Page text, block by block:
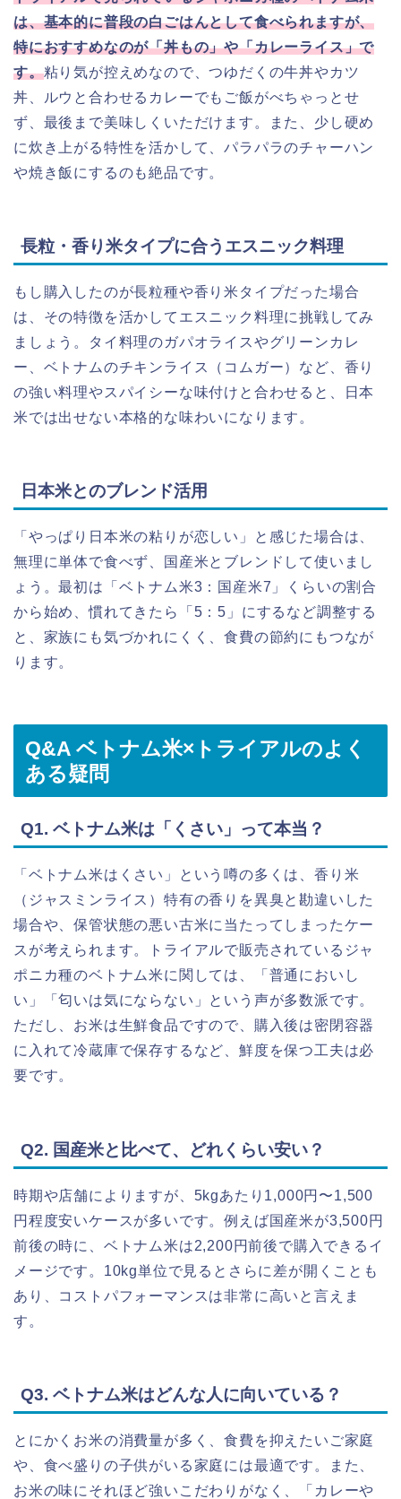
は、基本的に普段の白ごはんとして食べられますが、
特におすすめなのが「丼もの」や「カレーライス」で
す。粘り気が控えめなので、つゆだくの牛丼やカツ
丼、ルウと合わせるカレーでもご飯がべちゃっとせ
ず、最後まで美味しくいただけます。また、少し硬め
に炊き上がる特性を活かして、パラパラのチャーハン
や焼き飯にするのも絶品です。
長粒・香り米タイプに合うエスニック料理
もし購入したのが長粒種や香り米タイプだった場合
は、その特徴を活かしてエスニック料理に挑戦してみ
ましょう。タイ料理のガパオライスやグリーンカレ
ー、ベトナムのチキンライス（コムガー）など、香り
の強い料理やスパイシーな味付けと合わせると、日本
米では出せない本格的な味わいになります。
日本米とのブレンド活用
「やっぱり日本米の粘りが恋しい」と感じた場合は、
無理に単体で食べず、国産米とブレンドして使いまし
ょう。最初は「ベトナム米3：国産米7」くらいの割合
から始め、慣れてきたら「5：5」にするなど調整する
と、家族にも気づかれにくく、食費の節約にもつなが
ります。
Q&A ベトナム米×トライアルのよく
ある疑問
Q1. ベトナム米は「くさい」って本当？
「ベトナム米はくさい」という噂の多くは、香り米
（ジャスミンライス）特有の香りを異臭と勘違いした
場合や、保管状態の悪い古米に当たってしまったケー
スが考えられます。トライアルで販売されているジャ
ポニカ種のベトナム米に関しては、「普通においし
い」「匂いは気にならない」という声が多数派です。
ただし、お米は生鮮食品ですので、購入後は密閉容器
に入れて冷蔵庫で保存するなど、鮮度を保つ工夫は必
要です。
Q2. 国産米と比べて、どれくらい安い？
時期や店舗によりますが、5kgあたり1,000円〜1,500
円程度安いケースが多いです。例えば国産米が3,500円
前後の時に、ベトナム米は2,200円前後で購入できるイ
メージです。10kg単位で見るとさらに差が開くことも
あり、コストパフォーマンスは非常に高いと言えま
す。
Q3. ベトナム米はどんな人に向いている？
とにかくお米の消費量が多く、食費を抑えたいご家庭
や、食べ盛りの子供がいる家庭には最適です。また、
お米の味にそれほど強いこだわりがなく、「カレーや